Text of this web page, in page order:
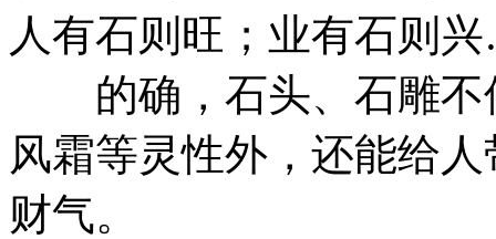
人有石则旺；业有石则
的确，石头、石雕不
风霜等灵性外，还能给
财气。